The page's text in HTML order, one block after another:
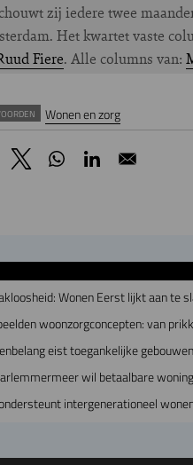
zij iedere twee
Het kwartet vaste
Fiere. Alle columns van:
Wonen en zorg
Wonen Eerst lijkt aan te
woonzorgconcepten: van
eist toegankelijke gebouwen
wil betaalbare
intergenerationeel